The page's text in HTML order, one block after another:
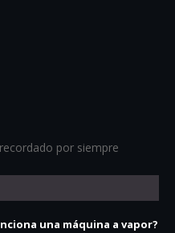
por siempre
una máquina a vapor?